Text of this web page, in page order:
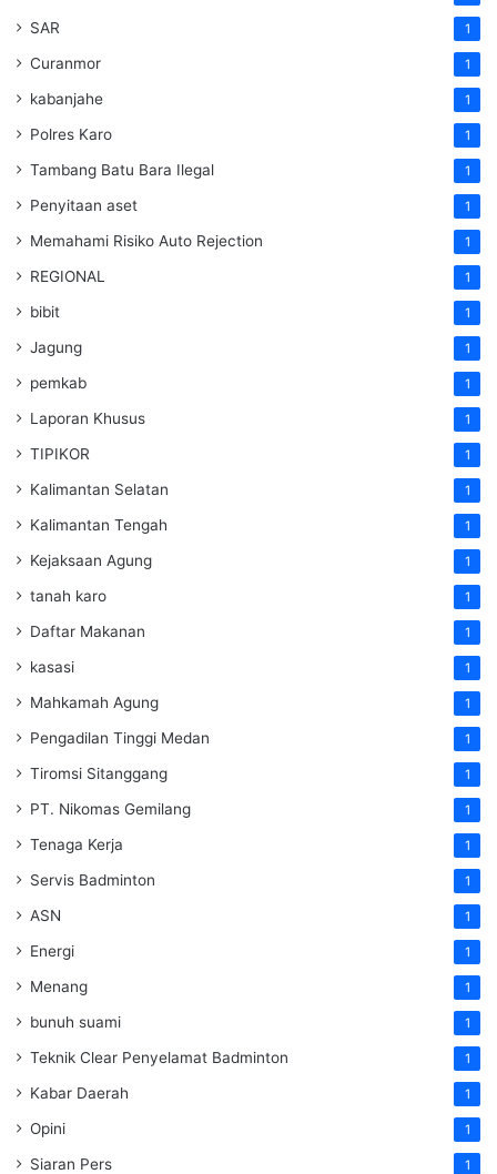
SAR 1
Curanmor 1
kabanjahe 1
Polres Karo 1
Tambang Batu Bara Ilegal 1
Penyitaan aset 1
Memahami Risiko Auto Rejection 1
REGIONAL 1
bibit 1
Jagung 1
pemkab 1
Laporan Khusus 1
TIPIKOR 1
Kalimantan Selatan 1
Kalimantan Tengah 1
Kejaksaan Agung 1
tanah karo 1
Daftar Makanan 1
kasasi 1
Mahkamah Agung 1
Pengadilan Tinggi Medan 1
Tiromsi Sitanggang 1
PT. Nikomas Gemilang 1
Tenaga Kerja 1
Servis Badminton 1
ASN 1
Energi 1
Menang 1
bunuh suami 1
Teknik Clear Penyelamat Badminton 1
Kabar Daerah 1
Opini 1
Siaran Pers 1